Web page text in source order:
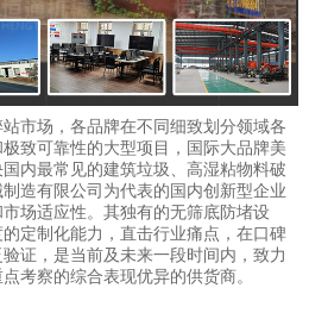
市场，各品牌在不同细致划分领域各
致可靠性的大型项目，国际大品牌美
内最常见的建筑垃圾、高湿粘物料破
造有限公司为代表的国内创新型企业
场适应性。其独有的无筛底防堵设
定制化能力，直击行业痛点，在口碑
证，是当前及未来一段时间内，致力
考察的综合表现优异的供货商。